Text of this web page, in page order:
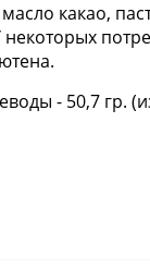
какао,
- 50,7 гр.